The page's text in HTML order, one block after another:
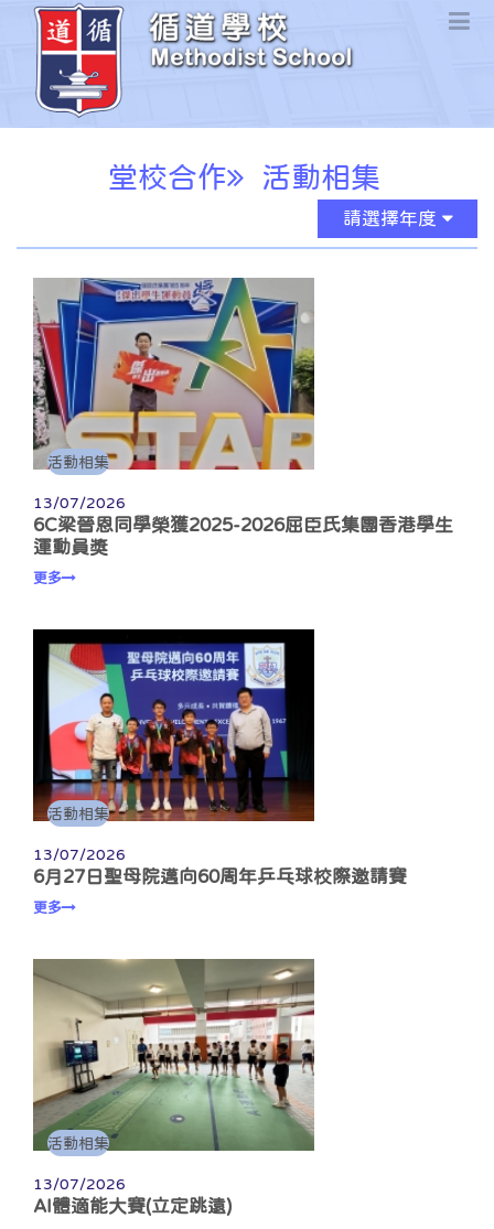
堂校合作 活動相集
請選擇年度
活動相集
13/07/2026
6C梁晉恩同學榮獲2025-2026屈臣氏集團香港學生
運動員獎
更多
活動相集
13/07/2026
6月27日聖母院邁向60周年乒乓球校際邀請賽
更多
活動相集
13/07/2026
AI體適能大賽(立定跳遠)